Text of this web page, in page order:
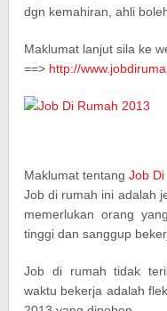
dgn kemahiran, ahli
Maklumat lanjut sila ke
==> http://
Maklumat tentangJob
Job di rumah ini adalah
memerlukan orang
tinggi dan sanggup
Job di rumah tidak
waktu bekerja adalah